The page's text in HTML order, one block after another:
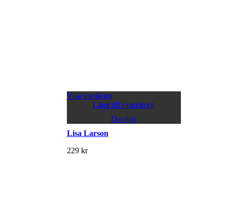
Visa varukorg
Lägg till i varukorg
Detaljer
Lisa Larson
229 kr